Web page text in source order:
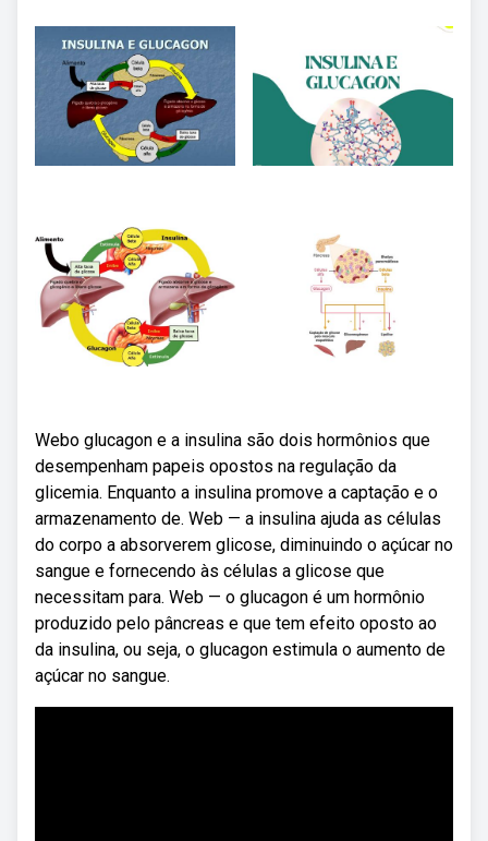
Webo glucagon e a insulina são dois hormônios que
desempenham papeis opostos na regulação da
glicemia. Enquanto a insulina promove a captação e o
armazenamento de. Web — a insulina ajuda as células
do corpo a absorverem glicose, diminuindo o açúcar no
sangue e fornecendo às células a glicose que
necessitam para. Web — o glucagon é um hormônio
produzido pelo pâncreas e que tem efeito oposto ao
da insulina, ou seja, o glucagon estimula o aumento de
açúcar no sangue.